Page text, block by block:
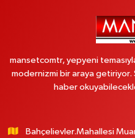
mansetcomtr, yepyeni
modernizmi bir araya getiriyor.
haber
Bahçelievler.Mahallesi